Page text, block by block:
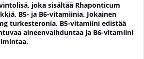
joka sisältää Rhaponticum
B5- ja B6-vitamiinia. Jokainen
turkesteronia. B5-vitamiini edistää
aineenvaihduntaa ja B6-vitamiini